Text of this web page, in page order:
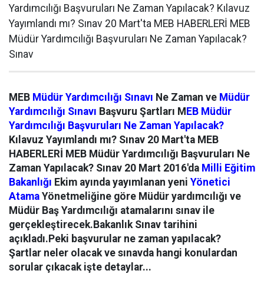
Yardımcılığı Başvuruları Ne Zaman Yapılacak? Kılavuz
Yayımlandı mı? Sınav 20 Mart'ta MEB HABERLERİ MEB
Müdür Yardımcılığı Başvuruları Ne Zaman Yapılacak?
Sınav
MEB Müdür Yardımcılığı Sınavı Ne Zaman ve Müdür
Yardımcılığı Sınavı Başvuru Şartları M EB Müdür
Yardımcılığı Başvuruları Ne Zaman Yapılacak?
Kılavuz Yayımlandı mı? Sınav 20 Mart'ta MEB
HABERLERİ MEB Müdür Yardımcılığı Başvuruları Ne
Zaman Yapılacak? Sınav 20 Mart 2016'da Milli Eğitim
Bakanlığı Ekim ayında yayımlanan yeni Yönetici
Atama Yönetmeliğine göre Müdür yardımcılığı ve
Müdür Baş Yardımcılığı atamalarını sınav ile
gerçekleştirecek.Bakanlık Sınav tarihini
açıkladı.Peki başvurular ne zaman yapılacak?
Şartlar neler olacak ve sınavda hangi konulardan
sorular çıkacak işte detaylar...